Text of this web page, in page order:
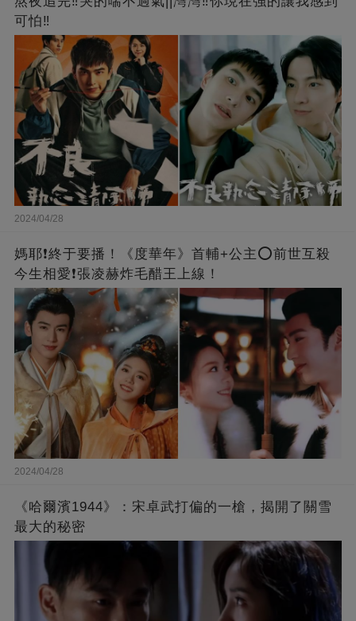
可怕‼️
2024/04/28
媽耶❗️終于要播！《度華年》首輔+公主⭕前世互殺
今生相愛❗張凌赫炸毛醋王上線！
2024/04/28
《哈爾濱1944》：宋卓武打偏的一槍，揭開了關雪
最大的秘密